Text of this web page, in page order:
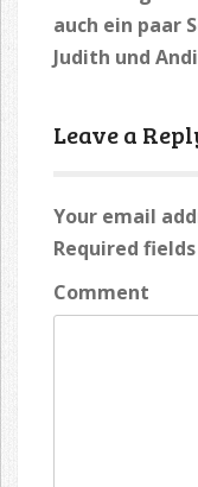
auch ein paar
Judith und Andi
Leave a
Your email
Required
Comment